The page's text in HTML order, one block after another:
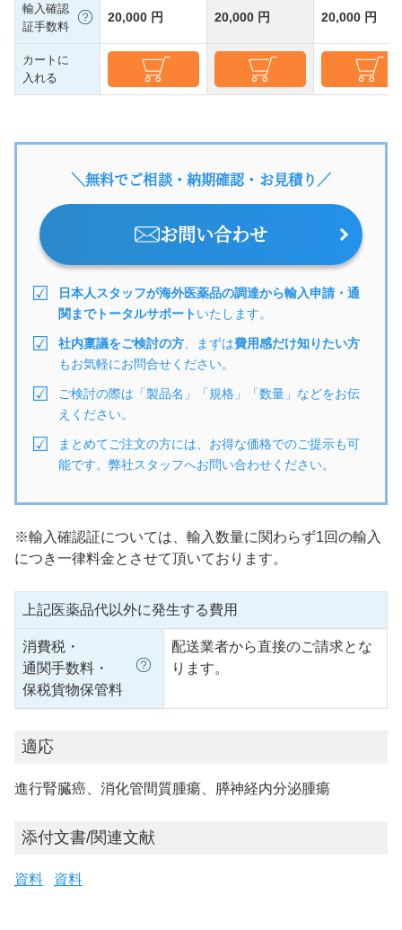
輸入確認
証手数料
20,000 円 20,000 円 20,000 円
カートに
入れる
＼無料でご相談・納期確認・お見積り／
お問い合わせ
日本人スタッフが海外医薬品の調達から輸入申請・通
関までトータルサポートいたします。
社内稟議をご検討の方 、まずは費用感だけ知りたい方
もお気軽にお問合せください。
ご検討の際は「製品名」「規格」「数量」などをお伝
えください。
まとめてご注文の方には、お得な価格でのご提示も可
能です。弊社スタッフへお問い合わせください。
※輸入確認証については、輸入数量に関わらず1回の輸入
につき一律料金とさせて頂いております。
上記医薬品代以外に発生する費用
消費税・
通関手数料・
保税貨物保管料
配送業者から直接のご請求とな
ります。
適応
進行腎臓癌、消化管間質腫瘍、膵神経内分泌腫瘍
添付文書/関連文献
資料 資料